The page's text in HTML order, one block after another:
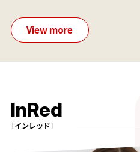
View more
InRed
［インレッド］